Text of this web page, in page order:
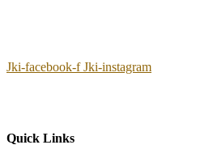
Jki-facebook-f Jki-instagram
Quick Links